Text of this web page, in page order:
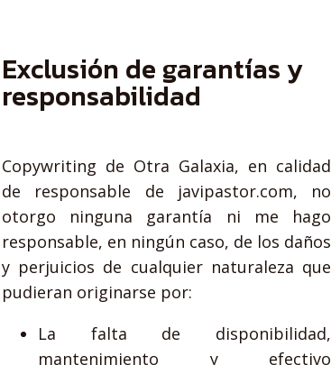
Exclusión de garantías y
responsabilidad
Copywriting de Otra Galaxia, en calidad
de responsable de javipastor.com, no
otorgo ninguna garantía ni me hago
responsable, en ningún caso, de los daños
y perjuicios de cualquier naturaleza que
pudieran originarse por:
La falta de disponibilidad,
mantenimiento y efectivo